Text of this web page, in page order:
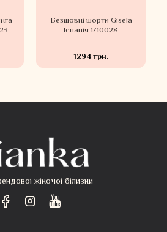
Безшовні шорти Gisela
Іспанія 1/10028
1294 грн.
жіночоі білизни